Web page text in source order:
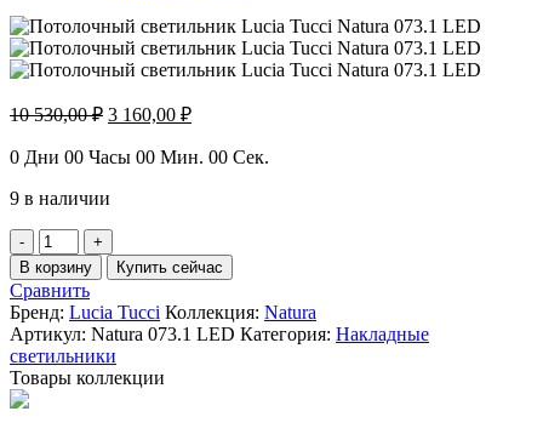
10 530,00₽ Первоначальная
составляла
530,00 ₽.
3 160,00 ₽Текущая
3
0 Дни 00 Часы 00 Мин. 00 Сек.
9 в наличии
Количество
товара
Потолочный
светильник
Lucia
Tucci
Natura
073.1
В корзину Купить сейчас
Сравнить
Бренд: Lucia Tucci Коллекция: Natura
Артикул: Natura 073.1 LED Категория: Накладные
светильники
Товары коллекции